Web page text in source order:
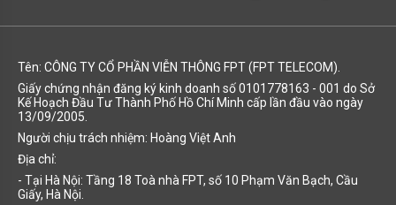
Tên: CÔNG TY CỔ PHẦN VIỄN THÔNG FPT (FPT TELECOM).
Giấy chứng nhận đăng ký kinh doanh số 0101778163 - 001 do Sở
Kế Hoạch Đầu Tư Thành Phố Hồ Chí Minh cấp lần đầu vào ngày
13/09/2005.
Người chịu trách nhiệm: Hoàng Việt Anh
Địa chỉ:
- Tại Hà Nội: Tầng 18 Toà nhà FPT, số 10 Phạm Văn Bạch, Cầu
Giấy, Hà Nội.